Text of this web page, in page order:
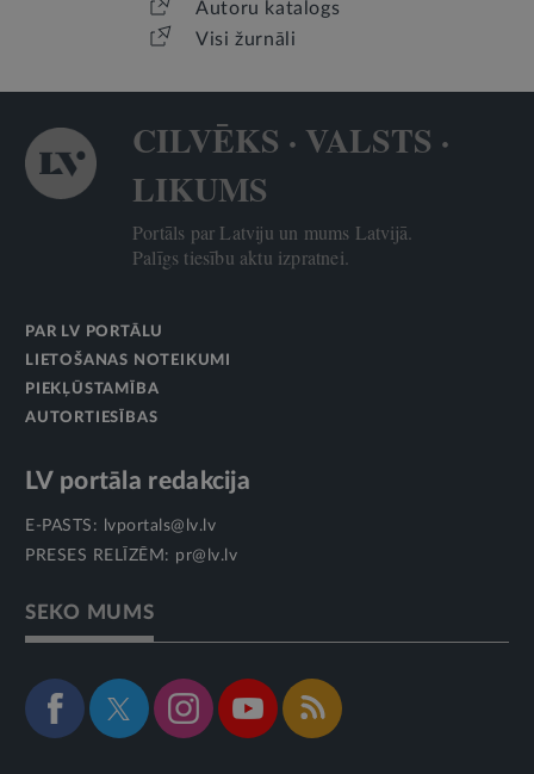
Autoru katalogs
Visi žurnāli
CILVĒKS · VALSTS ·
LIKUMS
Portāls par Latviju un mums Latvijā.
Palīgs tiesību aktu izpratnei.
PAR LV PORTĀLU
LIETOŠANAS NOTEIKUMI
PIEKĻŪSTAMĪBA
AUTORTIESĪBAS
LV portāla redakcija
E-PASTS:
lvportals@lv.lv
PRESES RELĪZĒM: pr@lv.lv
SEKO MUMS